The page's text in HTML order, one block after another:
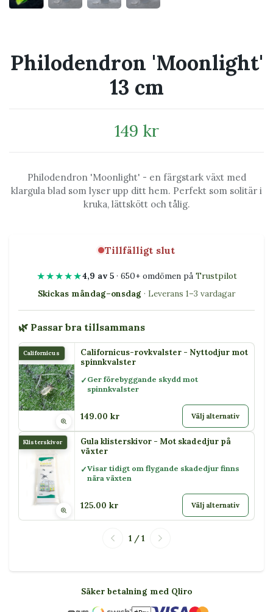
Philodendron 'Moonlight'
13 cm
149 kr
Philodendron 'Moonlight' - en färgstark växt med
klargula blad som lyser upp ditt hem. Perfekt som solitär i
kruka, lättskött och tålig.
Tillfälligt slut
★★★★★4,9 av 5· 650+ omdömen på Trustpilot
Skickas måndag–onsdag · Leverans 1–3 vardagar
🌿 Passar bra tillsammans
Californicus
Californicus-rovkvalster - Nyttodjur mot
spinnkvalster
Ger förebyggande skydd mot
spinnkvalster
149.00 kr Välj alternativ
Klisterskivor
Gula klisterskivor - Mot skadedjur på
växter
Visar tidigt om flygande skadedjur finns
nära växten
125.00 kr Välj alternativ
1 / 1
Säker betalning med Qliro